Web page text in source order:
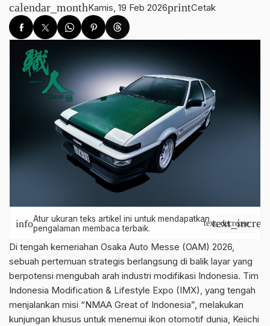
calendar_monthKamis, 19 Feb 2026printCetak
infoAtur ukuran teks artikel ini untuk mendapatkan
pengalaman membaca terbaik.
text_decrease
Di tengah kemeriahan Osaka Auto Messe (OAM) 2026,
sebuah pertemuan strategis berlangsung di balik layar yang
berpotensi mengubah arah industri modifikasi Indonesia. Tim
Indonesia Modification & Lifestyle Expo (IMX), yang tengah
menjalankan misi “NMAA Great of Indonesia”, melakukan
kunjungan khusus untuk menemui ikon otomotif dunia, Keiichi